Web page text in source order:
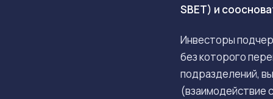
SBET) и
Инвесторы
без которого
подразделений,
(взаимодействие